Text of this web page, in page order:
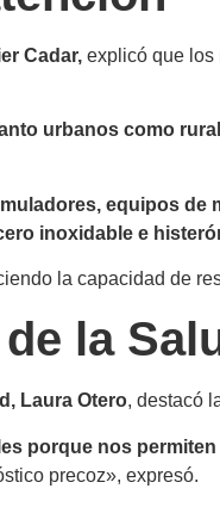
Cadar, explicó que los
urbanos como
equipos
inoxidable e
la capacidad de
la
Laura Otero, destacó
porque nos
precoz», expresó.